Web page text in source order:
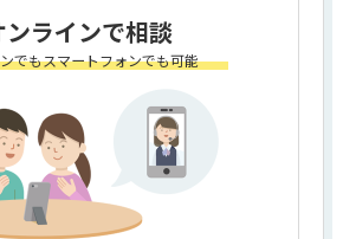
ンラインで相談
でもスマートフォンでも可能